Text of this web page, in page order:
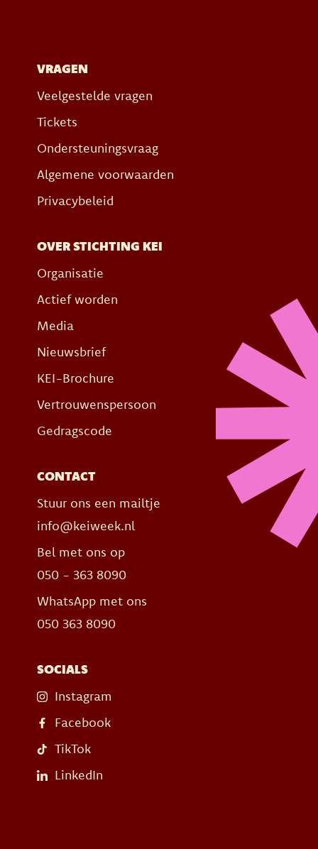
VRAGEN
Veelgestelde vragen
Tickets
Ondersteuningsvraag
Algemene voorwaarden
Privacybeleid
OVER STICHTING KEI
Organisatie
Actief worden
Media
Nieuwsbrief
KEI-Brochure
Vertrouwenspersoon
Gedragscode
CONTACT
Stuur ons een mailtje
info@keiweek.nl
Bel met ons op
050 - 363 8090
WhatsApp met ons
050 363 8090
SOCIALS
Instagram
Facebook
TikTok
LinkedIn